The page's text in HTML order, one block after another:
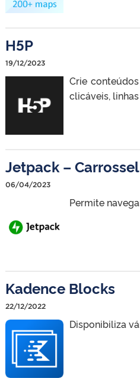
H5P
19/12/2023
Crie
clicáveis,
Jetpack –
06/04/2023
Permite
Kadence Blocks
22/12/2022
Disponibiliza